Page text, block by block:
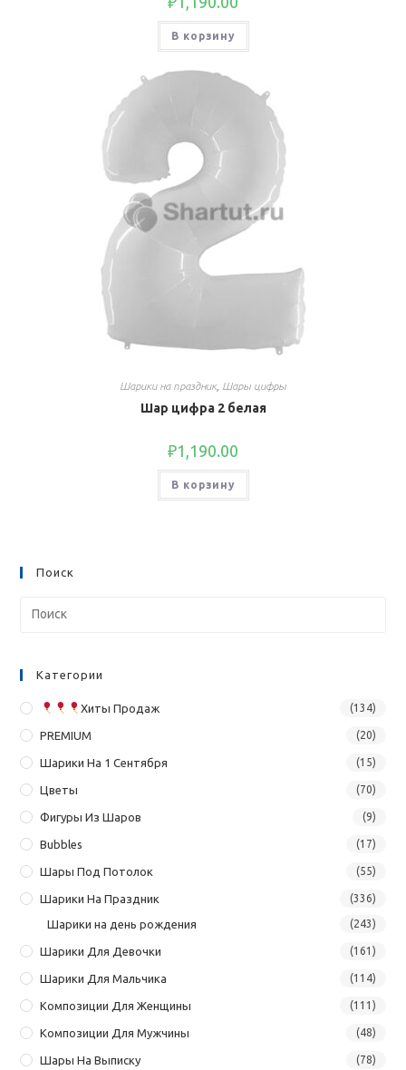
В корзину
Шарики на праздник, Шары цифры
Шар цифра 2 белая
₽1,190.00
В корзину
Поиск
Категории
Хиты Продаж (134)
PREMIUM (20)
Шарики На 1 Сентября (15)
Цветы (70)
Фигуры Из Шаров (9)
Bubbles (17)
Шары Под Потолок (55)
Шарики На Праздник (336)
Шарики на день рождения (243)
Шарики Для Девочки (161)
Шарики Для Мальчика (114)
Композиции Для Женщины (111)
Композиции Для Мужчины (48)
Шары На Выписку (78)